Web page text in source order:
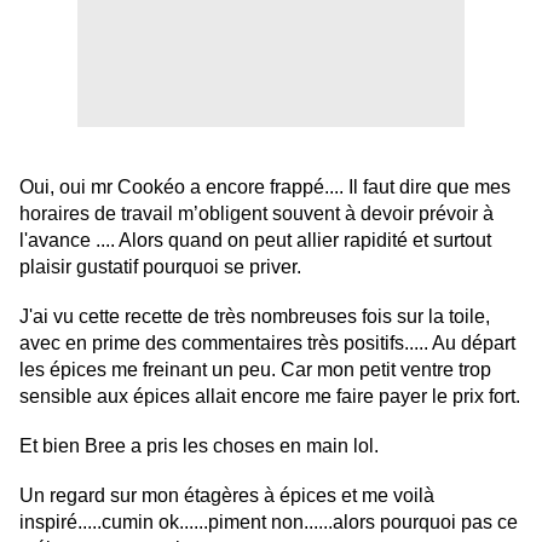
Oui, oui mr Cookéo a encore frappé.... Il faut dire que mes
horaires de travail m’obligent souvent à devoir prévoir à
l'avance .... Alors quand on peut allier rapidité et surtout
plaisir gustatif pourquoi se priver.
J'ai vu cette recette de très nombreuses fois sur la toile,
avec en prime des commentaires très positifs..... Au départ
les épices me freinant un peu. Car mon petit ventre trop
sensible aux épices allait encore me faire payer le prix fort.
Et bien Bree a pris les choses en main lol.
Un regard sur mon étagères à épices et me voilà
inspiré.....cumin ok......piment non......alors pourquoi pas ce